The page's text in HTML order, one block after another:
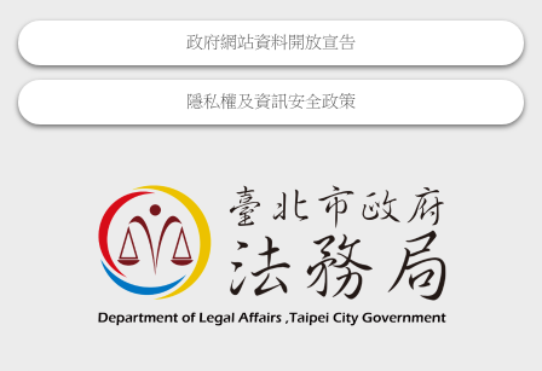
政府網站資料開放宣告
隱私權及資訊安全政策